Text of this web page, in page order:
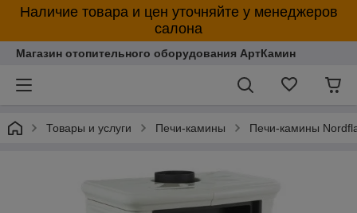
Наличие товара и цен уточняйте у менеджеров
салона
Магазин отопительного оборудования АртКамин
Товары и услуги Печи-камины Печи-камины